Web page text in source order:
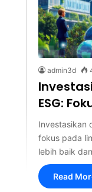
admin3d
ESG:
Investasikan
fokus pada
lebih baik
Read